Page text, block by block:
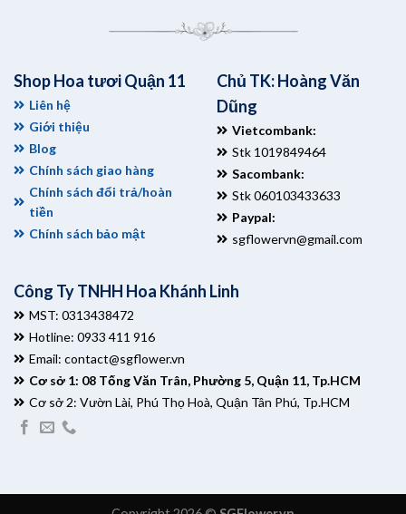
Shop Hoa tươi Quận 11
Liên hệ
Giới thiệu
Blog
Chính sách giao hàng
Chính sách đổi trả/hoàn
tiền
Chính sách bảo mật
Chủ TK: Hoàng Văn
Dũng
Vietcombank:
Stk 1019849464
Sacombank:
Stk 060103433633
Paypal:
sgflowervn@gmail.com
Công Ty TNHH Hoa Khánh Linh
MST: 0313438472
Hotline: 0933 411 916
Email: contact@sgflower.vn
Cơ sở 1: 08 Tống Văn Trân, Phường 5, Quận 11, Tp.HCM
Cơ sở 2: Vườn Lài, Phú Thọ Hoà, Quận Tân Phú, Tp.HCM